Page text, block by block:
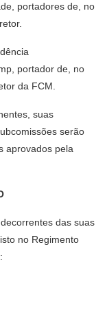
portadores de, no
portador de, no
da FCM.
suas
serão
aprovados pela
das suas
no Regimento